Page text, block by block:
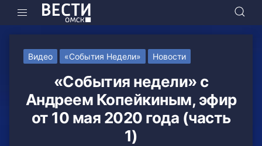
Видео «События Недели» Новости
«События недели» с
Андреем Копейкиным, эфир
от 10 мая 2020 года (часть
1)